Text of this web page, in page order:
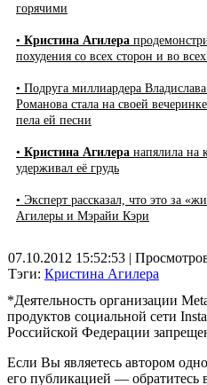
горячими
• Кристина Агилера
похудения со всех сторон и во
• Подруга миллиардера
Романова стала на своей
пела ей песни
• Кристина Агилера напялила на
удерживал её грудь
• Эксперт рассказал, что это за
Агилеры и Мэрайи Кэри
07.10.2012 15:52:53 |
Тэги: Кристина Агилера
*Деятельность организации
продуктов социальной сети
Российской Федерации
Если Вы являетесь автором
его публикацией —